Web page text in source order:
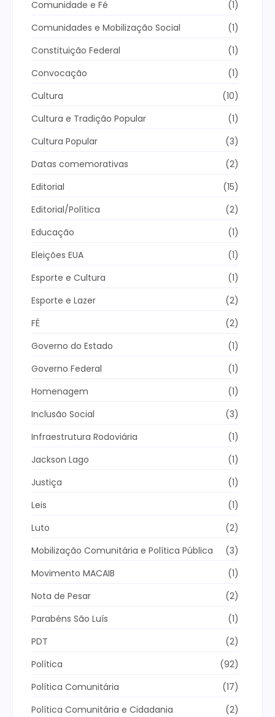
Comunidade e Fé
(1)
Comunidades e Mobilização Social
(1)
Constituição Federal
(1)
Convocação
(1)
Cultura
(10)
Cultura e Tradição Popular
(1)
Cultura Popular
(3)
Datas comemorativas
(2)
Editorial
(15)
Editorial/Política
(2)
Educação
(1)
Eleições EUA
(1)
Esporte e Cultura
(1)
Esporte e Lazer
(2)
FÉ
(2)
Governo do Estado
(1)
Governo Federal
(1)
Homenagem
(1)
Inclusão Social
(3)
Infraestrutura Rodoviária
(1)
Jackson Lago
(1)
Justiça
(1)
Leis
(1)
Luto
(2)
Mobilização Comunitária e Política Pública
(3)
Movimento MACAIB
(1)
Nota de Pesar
(2)
Parabéns São Luís
(1)
PDT
(2)
Política
(92)
Política Comunitária
(17)
Política Comunitária e Cidadania
(2)